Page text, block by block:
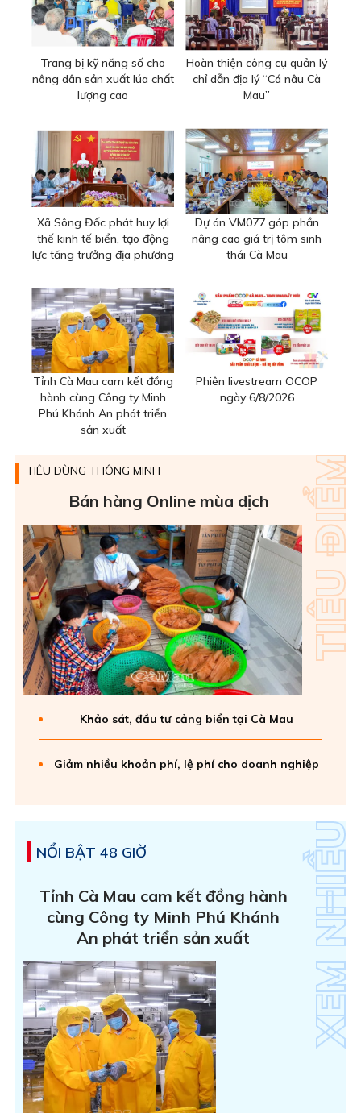
Trang bị kỹ năng số cho
nông dân sản xuất lúa chất
lượng cao
Hoàn thiện công cụ quản lý
chỉ dẫn địa lý “Cá nâu Cà
Mau”
Xã Sông Đốc phát huy lợi
thế kinh tế biển, tạo động
lực tăng trưởng địa phương
Dự án VM077 góp phần
nâng cao giá trị tôm sinh
thái Cà Mau
Tỉnh Cà Mau cam kết đồng
hành cùng Công ty Minh
Phú Khánh An phát triển
sản xuất
Phiên livestream OCOP
ngày 6/8/2026
TIÊU DÙNG THÔNG MINH
Bán hàng Online mùa dịch
Khảo sát, đầu tư cảng biển tại Cà Mau
Giảm nhiều khoản phí, lệ phí cho doanh nghiệp
NỔI BẬT 48 GIỜ
Tỉnh Cà Mau cam kết đồng hành
cùng Công ty Minh Phú Khánh
An phát triển sản xuất